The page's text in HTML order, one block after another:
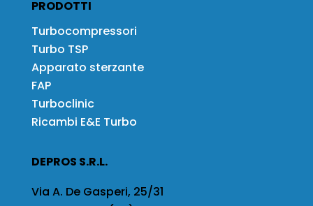
PRODOTTI
Turbocompressori
Turbo TSP
Apparato sterzante
FAP
Turboclinic
Ricambi E&E Turbo
DEPROS S.R.L.
Via A. De Gasperi, 25/31